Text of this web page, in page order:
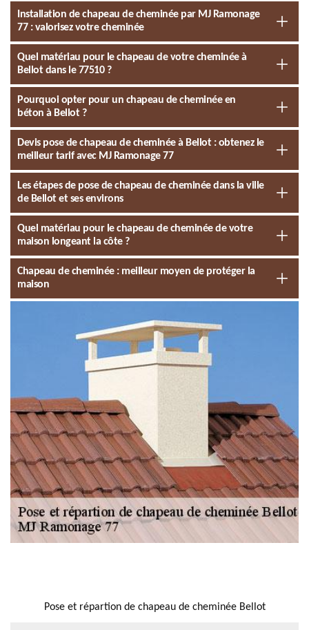
Installation de chapeau de cheminée par MJ Ramonage
77 : valorisez votre cheminée
Quel matériau pour le chapeau de votre cheminée à
Bellot dans le 77510 ?
Pourquoi opter pour un chapeau de cheminée en
béton à Bellot ?
Devis pose de chapeau de cheminée à Bellot : obtenez le
meilleur tarif avec MJ Ramonage 77
Les étapes de pose de chapeau de cheminée dans la ville
de Bellot et ses environs
Quel matériau pour le chapeau de cheminée de votre
maison longeant la côte ?
Chapeau de cheminée : meilleur moyen de protéger la
maison
Pose et répartion de chapeau de cheminée Bellot